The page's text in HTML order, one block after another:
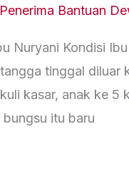
Penerima Bantuan
Nuryani Kondisi
tinggal
kasar, anak ke 5
itu baru